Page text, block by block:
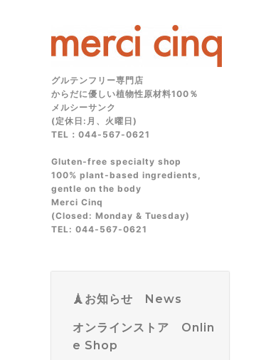
グルテンフリー専門店
からだに優しい植物性原材料100％
メルシーサンク
(定休日:月、火曜日)
TEL：044-567-0621
Gluten‑free specialty shop
100% plant‑based ingredients,
gentle on the body
Merci Cinq
(Closed: Monday & Tuesday)
TEL: 044‑567‑0621
🗼お知らせ News
オンラインストア Onlin
e Shop